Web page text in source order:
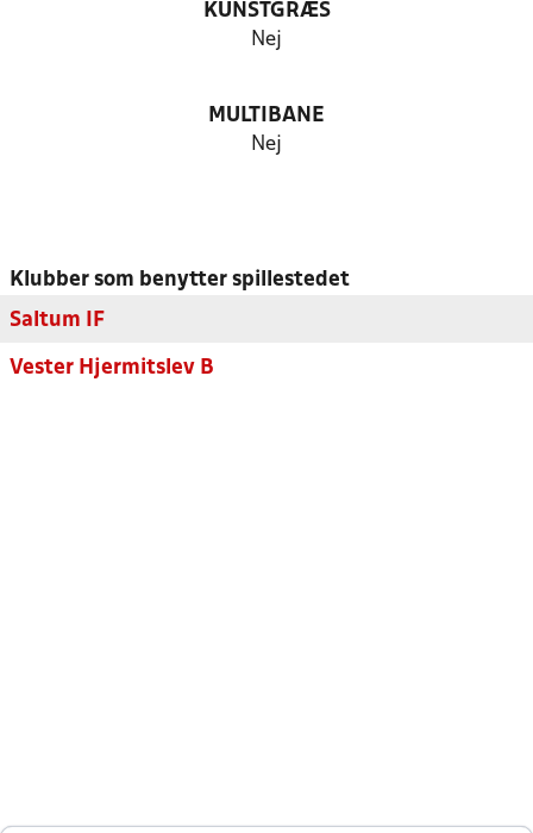
KUNSTGRÆS
Nej
MULTIBANE
Nej
Klubber som benytter spillestedet
Saltum IF
Vester Hjermitslev B